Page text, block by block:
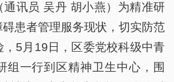
通讯员 吴丹 胡小燕）为精准研
患者管理服务现状，切实防范
，5月19日，区委党校科级中青
组一行到区精神卫生中心，围